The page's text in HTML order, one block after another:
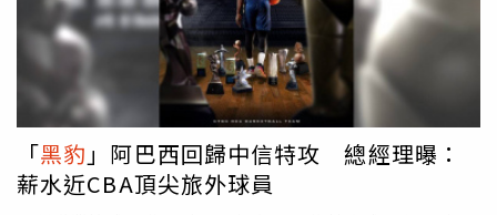
攝了三部從青少年與動物有關的電影，像是《我與我的小
豹》《我與我的小白獅王》《小獅與灰狼的冒險》等片。這
次他遠赴四川拍攝《熊貓月寶》，描述12歲小男孩意外跌落
貓熊保護區，遇見熊貓月寶展開一連串冒險。電影難得一見
沒有使用CG的熊貓演出，預告片中也可以看到劉諾一與熊
貓的超萌互動，甚至劉諾一也成為當時戲裡戲外所有劇組人
員中唯一可以擁抱熊貓的人。15歲劉諾一在演出這部電影之
後，接受法國電視台訪問時也提到，自己不一定要繼承父親
「黑豹 」阿巴西回歸中信特攻 總經理曝：
薪水近CBA頂尖旅外球員